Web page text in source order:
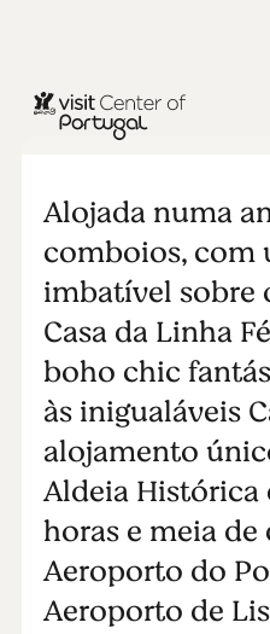
Casa da
Linha
Alojada numa
comboios, com
imbatível sobre
Casa da Linha
boho chic
às inigualáveis
alojamento
Aldeia Histórica
horas e meia
Aeroporto do
Aeroporto de